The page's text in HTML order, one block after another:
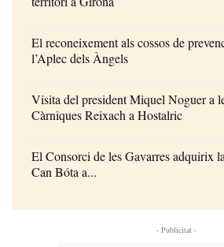
El reconeixement als cossos de
l’Aplec dels Àngels
Visita del president Miquel Noguer a
Càrniques Reixach a Hostalric
El Consorci de les Gavarres adquirix
Can Bóta a...
- Publicitat -